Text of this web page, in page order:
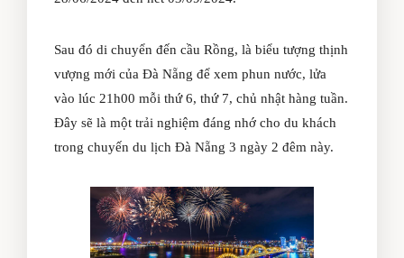
Sau đó di chuyển đến cầu Rồng, là biểu tượng thịnh
vượng mới của Đà Nẵng để xem phun nước, lửa
vào lúc 21h00 mỗi thứ 6, thứ 7, chủ nhật hàng tuần.
Đây sẽ là một trải nghiệm đáng nhớ cho du khách
trong chuyến du lịch Đà Nẵng 3 ngày 2 đêm này.